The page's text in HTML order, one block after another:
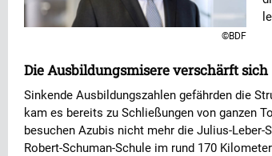
©BDF
Die Ausbildungsmisere verschärft sich
Sinkende Ausbildungszahlen gefährden die
kam es bereits zu Schließungen von ganzen
besuchen Azubis nicht mehr die Julius-
Robert-Schuman-Schule im rund 170